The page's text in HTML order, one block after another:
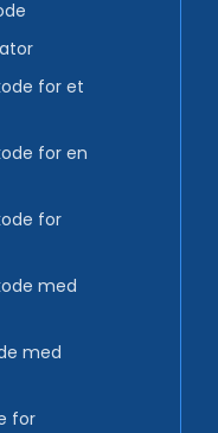
for et
for en
for
med
med
for